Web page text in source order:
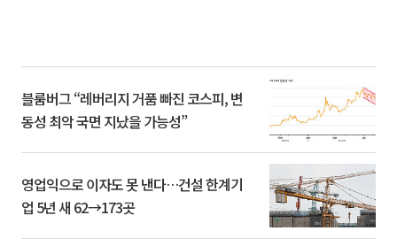
블룸버그 “레버리지 거품 빠진 코스피, 변
동성 최악 국면 지났을 가능성”
영업익으로 이자도 못 낸다…건설 한계기
업 5년 새 62→173곳